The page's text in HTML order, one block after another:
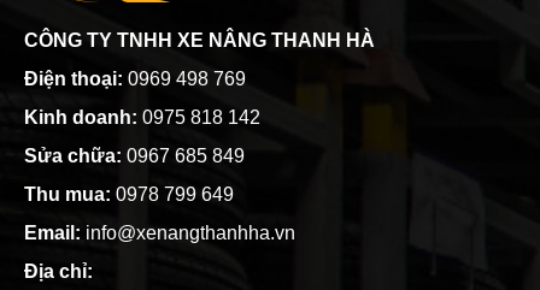
CÔNG TY TNHH XE NÂNG THANH HÀ
Điện thoại: 0969 498 769
Kinh doanh: 0975 818 142
Sửa chữa: 0967 685 849
Thu mua: 0978 799 649
Email: info@xenangthanhha.vn
Địa chỉ: